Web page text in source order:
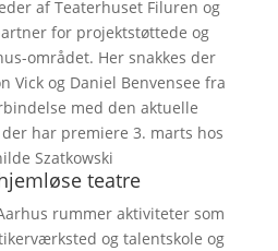
af Teaterhuset Filuren og
for projektstøttede og
området. Her snakkes der
Vick og Daniel Benvensee fra
med den aktuelle
har premiere 3. marts hos
Szatkowski
teatre
rummer aktiviteter som
og talentskole og